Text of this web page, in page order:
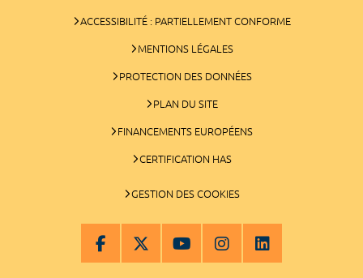
ACCESSIBILITÉ : PARTIELLEMENT CONFORME
MENTIONS LÉGALES
PROTECTION DES DONNÉES
PLAN DU SITE
FINANCEMENTS EUROPÉENS
CERTIFICATION HAS
GESTION DES COOKIES